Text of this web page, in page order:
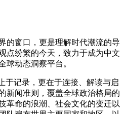
的窗口，更是理解时代潮流的导
点纷繁的今天，致力于成为中文
球动态洞察平台。
于记录，更在于连接、解读与启
新闻准则，覆盖全球政治格局的
革命的浪潮、社会文化的变迁以